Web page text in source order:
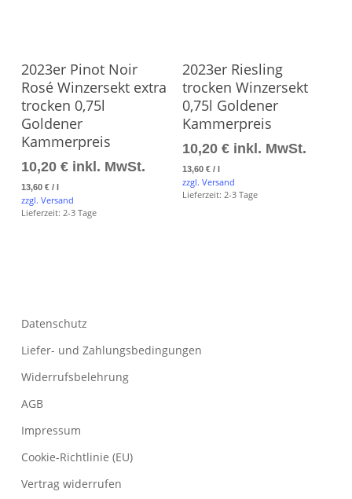
Produkt Ansehen
2023er Pinot Noir
Rosé Winzersekt extra
trocken 0,75l
Goldener
Kammerpreis
10,20 € inkl. MwSt.
13,60 €/ l
zzgl. Versand
Lieferzeit: 2-3 Tage
Produkt Ansehen
2023er Riesling
trocken Winzersekt
0,75l Goldener
Kammerpreis
10,20 € inkl. MwSt.
13,60 €/ l
zzgl. Versand
Lieferzeit: 2-3 Tage
Datenschutz
Liefer- und Zahlungsbedingungen
Widerrufsbelehrung
AGB
Impressum
Cookie-Richtlinie (EU)
Vertrag widerrufen